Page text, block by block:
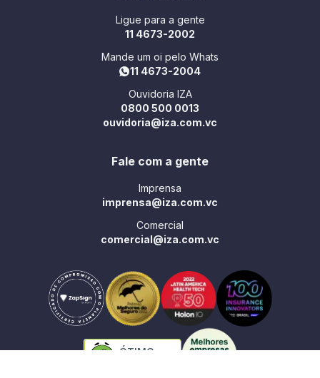
Ligue para a gente
11 4673-2002
Mande um oi pelo Whats
11 4673-2004
Ouvidoria IZA
0800 500 0013
ouvidoria@iza.com.vc
Fale com a gente
Imprensa
imprensa@iza.com.vc
Comercial
comercial@iza.com.vc
ÓTIMO